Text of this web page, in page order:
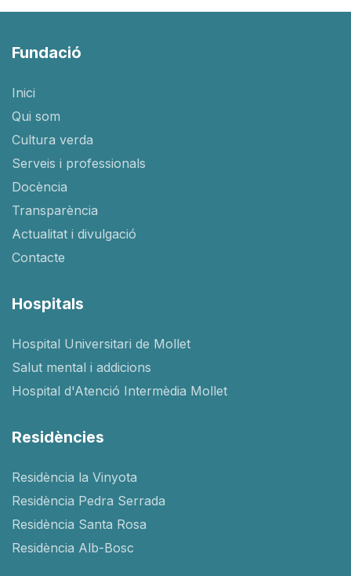
Fundació
Inici
Qui som
Cultura verda
Serveis i professionals
Docència
Transparència
Actualitat i divulgació
Contacte
Hospitals
Hospital Universitari de Mollet
Salut mental i addicions
Hospital d'Atenció Intermèdia Mollet
Residències
Residència la Vinyota
Residència Pedra Serrada
Residència Santa Rosa
Residència Alb-Bosc